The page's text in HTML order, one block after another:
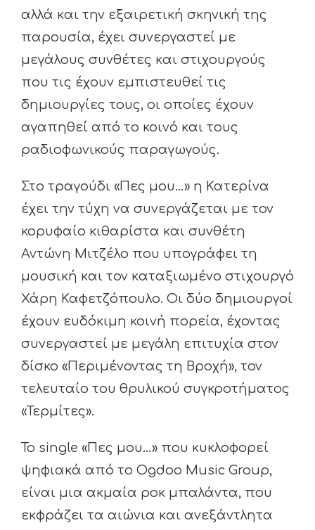
αλλά και την εξαιρετική σκηνική της
παρουσία, έχει συνεργαστεί με
μεγάλους συνθέτες και στιχουργούς
που τις έχουν εμπιστευθεί τις
δημιουργίες τους, οι οποίες έχουν
αγαπηθεί από το κοινό και τους
ραδιοφωνικούς παραγωγούς.
Στο τραγούδι «Πες μου…» η Κατερίνα
έχει την τύχη να συνεργάζεται με τον
κορυφαίο κιθαρίστα και συνθέτη
Αντώνη Μιτζέλο που υπογράφει τη
μουσική και τον καταξιωμένο στιχουργό
Χάρη Καφετζόπουλο. Οι δύο δημιουργοί
έχουν ευδόκιμη κοινή πορεία, έχοντας
συνεργαστεί με μεγάλη επιτυχία στον
δίσκο «Περιμένοντας τη Βροχή», τον
τελευταίο του θρυλικού συγκροτήματος
«Τερμίτες».
Το single «Πες μου…» που κυκλοφορεί
ψηφιακά από το Ogdoo Music Group,
είναι μια ακμαία ροκ μπαλάντα, που
εκφράζει τα αιώνια και ανεξάντλητα